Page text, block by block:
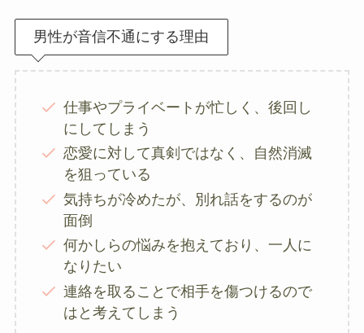
男性が音信不通にする理由
仕事やプライベートが忙しく、後回し
にしてしまう
恋愛に対して真剣ではなく、自然消滅
を狙っている
気持ちが冷めたが、別れ話をするのが
面倒
何かしらの悩みを抱えており、一人に
なりたい
連絡を取ることで相手を傷つけるので
はと考えてしまう